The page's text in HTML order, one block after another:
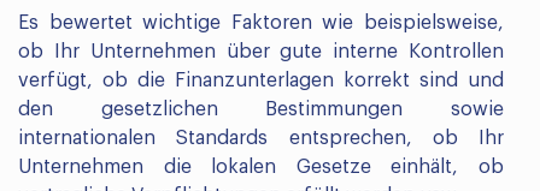
Es bewertet wichtige Faktoren wie beispielsweise,
ob Ihr Unternehmen über gute interne Kontrollen
verfügt, ob die Finanzunterlagen korrekt sind und
den gesetzlichen Bestimmungen sowie
internationalen Standards entsprechen, ob Ihr
Unternehmen die lokalen Gesetze einhält, ob